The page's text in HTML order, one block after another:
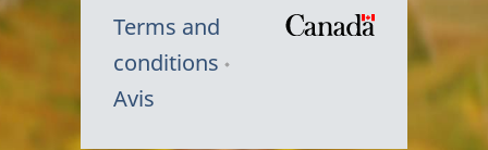
Terms and
conditions
Avis
Symbole